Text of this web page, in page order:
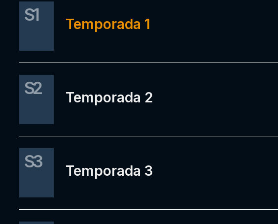
S1 Temporada 1
S2 Temporada 2
S3 Temporada 3